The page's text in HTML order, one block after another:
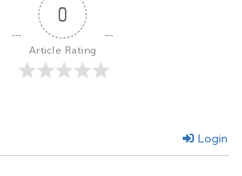
0
Article Rating
Login